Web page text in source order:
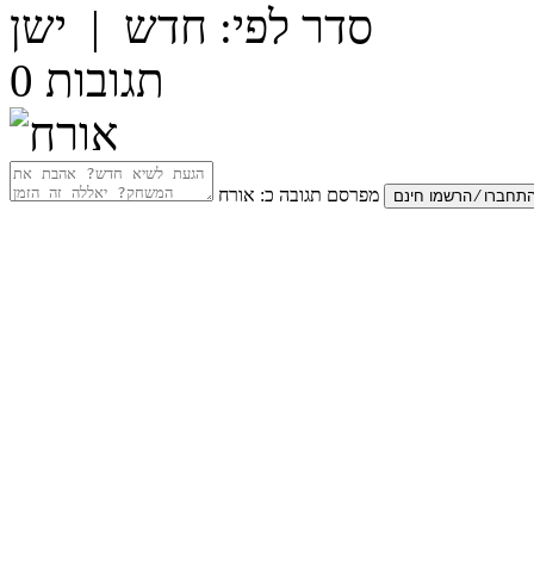
סדר לפי: חדש | ישן
0 תגובות
מפרסם תגובה כ: אורח